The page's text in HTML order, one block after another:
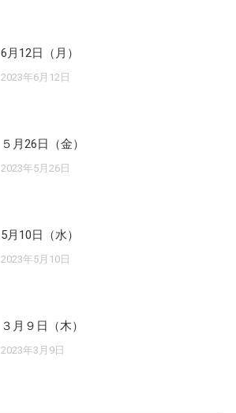
6月12日（月）
2023年6月12日
５月26日（金）
2023年5月26日
5月10日（水）
2023年5月10日
３月９日（木）
2023年3月9日